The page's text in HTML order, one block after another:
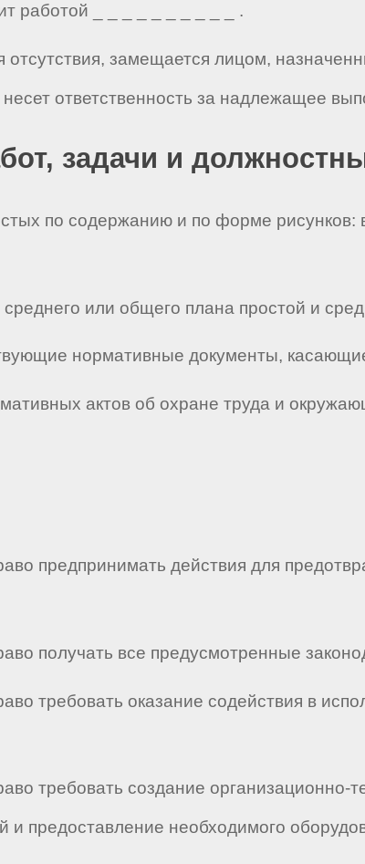
работой _ _ _ _ _ _ _ _ _ _ .
отсутствия, замещается лицом,
ответственность за надлежащее
задачи и
по содержанию и по форме рисунков:
или общего плана простой и
нормативные документы,
актов об охране труда и
предпринимать действия для
получать все предусмотренные
требовать оказание содействия в
требовать создание организационно-
и предоставление необходимого